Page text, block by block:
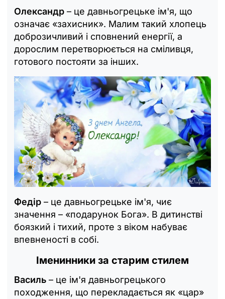
Олександр – це давньогрецьке ім'я, що
означає «захисник». Малим такий хлопець
доброзичливий і сповнений енергії, а
дорослим перетворюється на сміливця,
готового постояти за інших.
Федір – це давньогрецьке ім'я, чиє
значення – «подарунок Бога». В дитинстві
боязкий і тихий, проте з віком набуває
впевненості в собі.
Іменинники за старим стилем
Василь – це ім'я давньогрецького
походження, що перекладається як «цар»